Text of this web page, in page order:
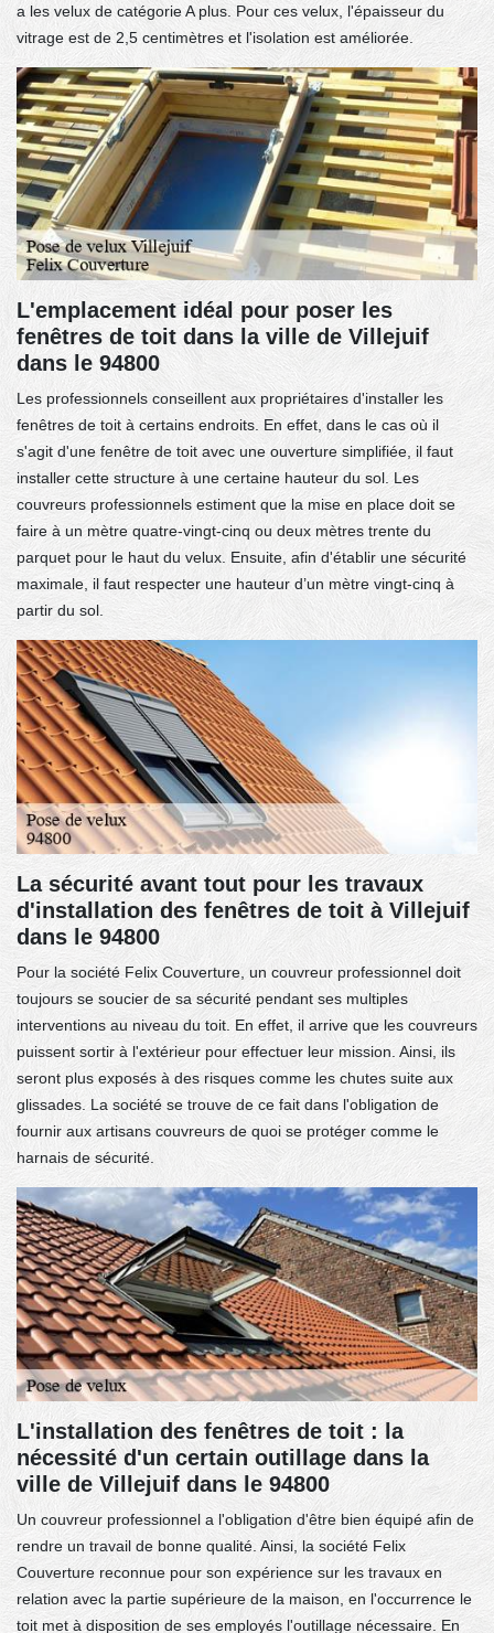
a les velux de catégorie A plus. Pour ces velux, l'épaisseur du
vitrage est de 2,5 centimètres et l'isolation est améliorée.
L'emplacement idéal pour poser les
fenêtres de toit dans la ville de Villejuif
dans le 94800
Les professionnels conseillent aux propriétaires d'installer les
fenêtres de toit à certains endroits. En effet, dans le cas où il
s'agit d'une fenêtre de toit avec une ouverture simplifiée, il faut
installer cette structure à une certaine hauteur du sol. Les
couvreurs professionnels estiment que la mise en place doit se
faire à un mètre quatre-vingt-cinq ou deux mètres trente du
parquet pour le haut du velux. Ensuite, afin d'établir une sécurité
maximale, il faut respecter une hauteur d’un mètre vingt-cinq à
partir du sol.
La sécurité avant tout pour les travaux
d'installation des fenêtres de toit à Villejuif
dans le 94800
Pour la société Felix Couverture, un couvreur professionnel doit
toujours se soucier de sa sécurité pendant ses multiples
interventions au niveau du toit. En effet, il arrive que les couvreurs
puissent sortir à l'extérieur pour effectuer leur mission. Ainsi, ils
seront plus exposés à des risques comme les chutes suite aux
glissades. La société se trouve de ce fait dans l'obligation de
fournir aux artisans couvreurs de quoi se protéger comme le
harnais de sécurité.
L'installation des fenêtres de toit : la
nécessité d'un certain outillage dans la
ville de Villejuif dans le 94800
Un couvreur professionnel a l'obligation d'être bien équipé afin de
rendre un travail de bonne qualité. Ainsi, la société Felix
Couverture reconnue pour son expérience sur les travaux en
relation avec la partie supérieure de la maison, en l'occurrence le
toit met à disposition de ses employés l'outillage nécessaire. En